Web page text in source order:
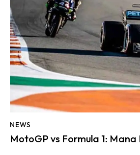
NEWS
MotoGP vs Formula 1: